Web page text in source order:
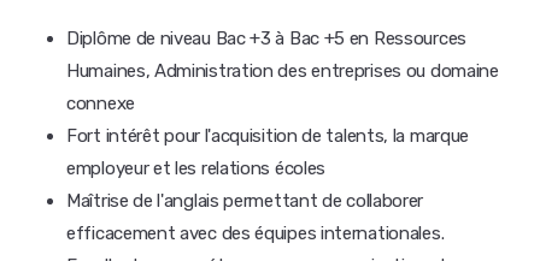
Diplôme de niveau Bac +3 à Bac +5 en Ressources
Humaines, Administration des entreprises ou domaine
connexe
Fort intérêt pour l'acquisition de talents, la marque
employeur et les relations écoles
Maîtrise de l'anglais permettant de collaborer
efficacement avec des équipes internationales.